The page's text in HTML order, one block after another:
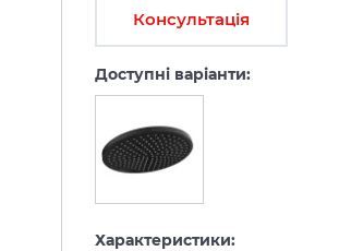
Консультація
Доступні варіанти:
Характеристики: